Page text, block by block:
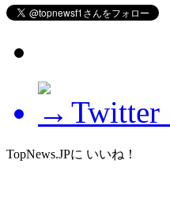
Twitter
TopNews.JPに いいね！